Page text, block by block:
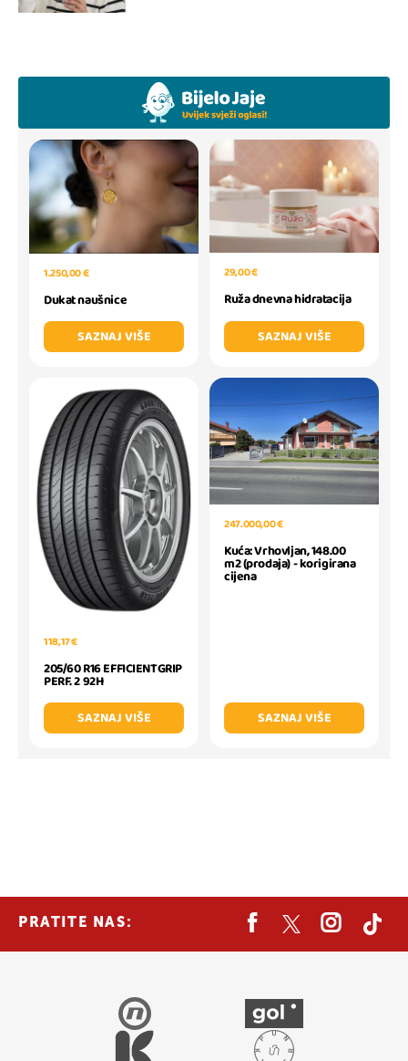
1.250,00 €
Dukat naušnice
SAZNAJ VIŠE
29,00 €
Ruža dnevna hidratacija
SAZNAJ VIŠE
118,17 €
205/60 R16 EFFICIENTGRIP
PERF. 2 92H
SAZNAJ VIŠE
247.000,00 €
Kuća: Vrhovljan, 148.00
m2 (prodaja) - korigirana
cijena
SAZNAJ VIŠE
PRATITE NAS: